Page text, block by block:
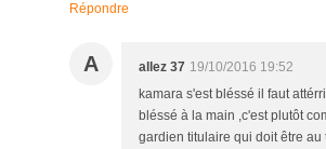
Répondre
A allez 37 19/10/2016 19:52
kamara s'est bléssé il faut
bléssé à la main ,c'est plutôt
gardien titulaire qui doit être au